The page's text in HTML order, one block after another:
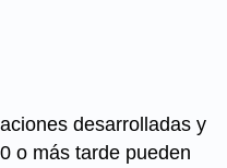
desarrolladas y
o más tarde pueden